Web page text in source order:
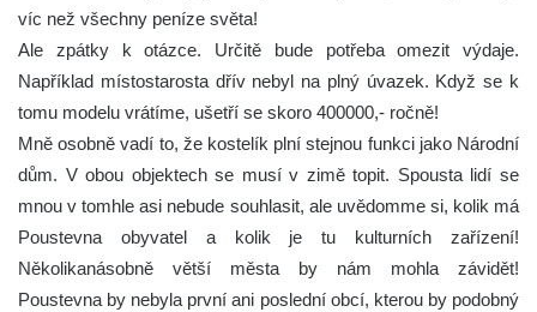
víc než všechny peníze světa!
Ale zpátky k otázce. Určitě bude potřeba omezit výdaje.
Například místostarosta dřív nebyl na plný úvazek. Když se k
tomu modelu vrátíme, ušetří se skoro 400000,- ročně!
Mně osobně vadí to, že kostelík plní stejnou funkci jako Národní
dům. V obou objektech se musí v zimě topit. Spousta lidí se
mnou v tomhle asi nebude souhlasit, ale uvědomme si, kolik má
Poustevna obyvatel a kolik je tu kulturních zařízení!
Několikanásobně větší města by nám mohla závidět!
Poustevna by nebyla první ani poslední obcí, kterou by podobný